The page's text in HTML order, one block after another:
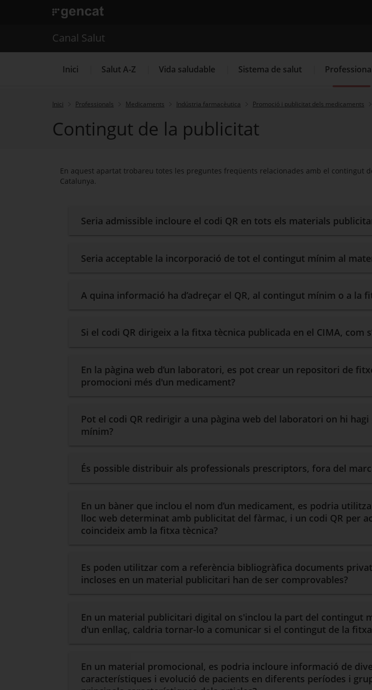
. Obre en una nova finestra.
Cercador
La Meva Salut. Obre en una nova finestra.
Programació de visites al CAP
Canal Salut
Inici Salut A-Z Vida saludable Sistema de salut
. Obre en una nova finestra.
Inici Professionals Medicaments Indústria farmacèutica Promoció i publicitat dels medicaments
Contingut de la publicitat
En aquest apartat trobareu totes les preguntes freqüents relacionades amb el
Catalunya.
Seria admissible incloure el codi QR en tots els materials
Seria acceptable la incorporació de tot el contingut mínim al
A quina informació ha d’adreçar el QR, al contingut mínim o a la
Si el codi QR dirigeix a la fitxa tècnica publicada en el CIMA, com
En la pàgina web d’un laboratori, es pot crear un repositori de
promocioni més d'un medicament?
Pot el codi QR redirigir a una pàgina web del laboratori on hi
mínim?
És possible distribuir als professionals prescriptors, fora del
En un bàner que inclou el nom d’un medicament, es podria
lloc web determinat amb publicitat del fàrmac, i un codi QR per
coincideix amb la fitxa tècnica?
Es poden utilitzar com a referència bibliogràfica documents
incloses en un material publicitari han de ser comprovables?
En un material publicitari digital on s'inclou la part del contingut
d'un enllaç, caldria tornar-lo a comunicar si el contingut de la
En un material promocional, es podria incloure informació de
característiques i evolució de pacients en diferents períodes i